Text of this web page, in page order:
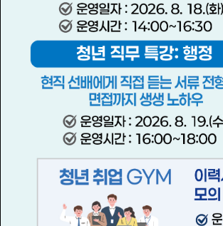
(2026년 8월 6일 기준)
2026-08-07
용센터
(2...
2026-07-
공지
전북지역 취업정보
(2026년 6월 19일 기...
안내
비즈
용센
(2...
고용노동부 전주지청 사
자주하는 질문
실업급여수급 신청자격은 어떻...
더보기